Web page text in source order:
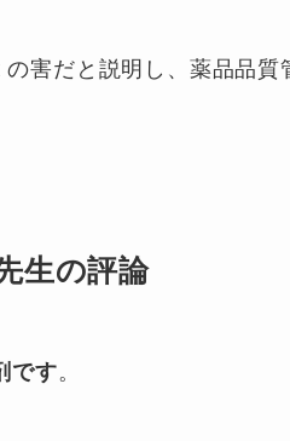
の害だと説明し、薬品品質
生の評論
です。